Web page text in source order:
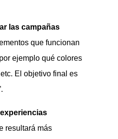
las campañas
que funcionan
ejemplo qué colores
El objetivo final es
resultará más